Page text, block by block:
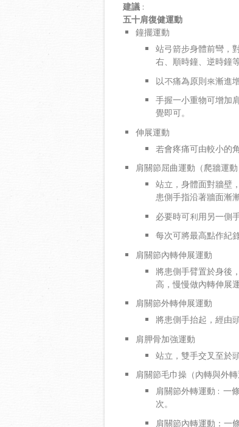
建議 :
五十肩復健運動
鐘擺運動
站弓箭步身體前彎，
右、順時鐘、逆時鐘
以不痛為原則來漸進
手握一小重物可增加
覺即可。
伸展運動
若會疼痛可由較小的
肩關節屈曲運動（爬牆運動
站立，身體面對牆壁
患側手指沿著牆面漸
必要時可利用另一側
每次可將最高點作紀
肩關節內轉伸展運動
將患側手臂置於身後
高，慢慢做內轉伸展
肩關節外轉伸展運動
將患側手抬起，經由
肩胛骨加強運動
站立，雙手交叉至於
肩關節毛巾操（內轉與外轉
肩關節外轉運動 : 一
次。
肩關節內轉運動：一